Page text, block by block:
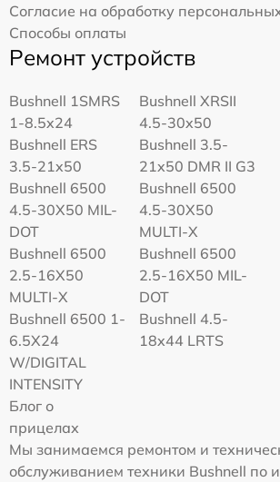
Согласие на обработку
Способы оплаты
Ремонт устройств
Bushnell 1SMRS
1-8.5x24
Bushnell XRSII
4.5-30x50
Bushnell ERS
3.5-21x50
Bushnell 3.5-
21x50 DMR II G3
Bushnell 6500
4.5-30X50 MIL-
DOT
Bushnell 6500
4.5-30X50
MULTI-X
Bushnell 6500
2.5-16X50
MULTI-X
Bushnell 6500
2.5-16X50 MIL-
DOT
Bushnell 6500 1-
6.5X24
W/DIGITAL
INTENSITY
Bushnell 4.5-
18x44 LRTS
Блог о
прицелах
Мы занимаемся ремонтом и
обслуживанием техники Bushnell по